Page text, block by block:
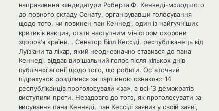
направлення кандидатури Роберта Ф. Кеннеді-молодшого
до повного складу Сенату, організувавши голосування
щодо того, чи повинен пан Кеннеді, один із найгучніших
критиків вакцин, стати наступним міністром охорони
здоров’я країни. . Сенатор Білл Кессіді, республіканець від
Луїзіани та лікар, який неоднозначно ставився до пана
Кеннеді, віддав вирішальний голос після кількох днів
публічної агонії щодо того, що робити. Остаточний
підрахунок розділився за партійною ознакою: 14
республіканців проголосували «за», а всі 13 демократів
виступили проти. Незадовго до того, як проголосувати за
висування пана Кеннеді, пан Кессіді заявив у своїй заяві,